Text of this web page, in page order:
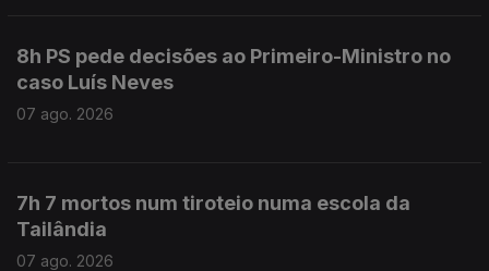
8h PS pede decisões ao Primeiro-Ministro no
caso Luís Neves
07 ago. 2026
7h 7 mortos num tiroteio numa escola da
Tailândia
07 ago. 2026